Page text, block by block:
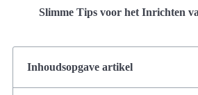
Slimme Tips voor het Inrichten
Inhoudsopgave artikel